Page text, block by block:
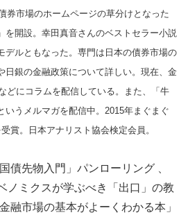
券市場のホームページの草分けとなった
を開設。幸田真音さんのベストセラー小説
デルともなった。専門は日本の債券市場の
日銀の金融政策について詳しい。現在、金
どにコラムを配信している。また、「牛
いうメルマガを配信中。2015年まぐまぐ
賞。日本アナリスト協会検定会員。
債先物入門」パンローリング 、
ノミクスが学ぶべき「出口」の教
融市場の基本がよーくわかる本」